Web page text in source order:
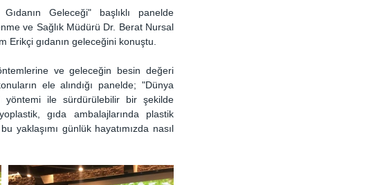
Geleceği" başlıklı panelde
ve Sağlık Müdürü Dr. Berat Nursal
Erikçi gıdanın geleceğini konuştu.
ve geleceğin besin değeri
ele alındığı panelde; "Dünya
yöntemi ile sürdürülebilir bir şekilde
gıda ambalajlarında plastik
yaklaşımı günlük hayatımızda nasıl